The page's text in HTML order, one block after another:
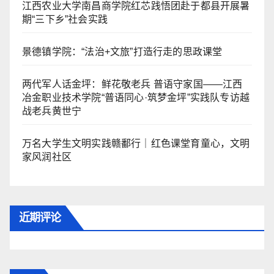
江西农业大学南昌商学院红芯践悟团赴于都县开展暑
期“三下乡”社会实践
景德镇学院：“法治+文旅”打造行走的思政课堂
两代军人话金坪：鲜花敬老兵 普语守家国——江西
冶金职业技术学院“普语同心·筑梦金坪”实践队专访越
战老兵黄世宁
万名大学生文明实践赣鄱行｜红色课堂育童心，文明
家风润社区
近期评论